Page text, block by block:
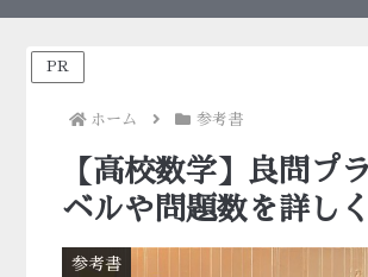
PR
ホーム 参考書
【高校数学】良問プ
ベルや問題数を詳し
参考書